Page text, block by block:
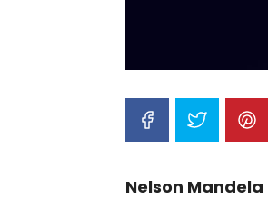
Nelson Mandela